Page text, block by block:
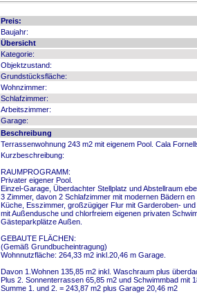
Preis:
Baujahr:
Übersicht
Kategorie:
Objektzustand:
Grundstücksfläche:
Wohnzimmer:
Schlafzimmer:
Arbeitszimmer:
Garage:
Beschreibung
Terrassenwohnung 243 m2 mit eigenem Pool. Cala
Kurzbeschreibung:
RAUMPROGRAMM:
Privater eigener Pool.
Einzel-Garage, Überdachter Stellplatz und Abstellraum
3 Zimmer, davon 2 Schlafzimmer mit modernen Bädern
Küche, Esszimmer, großzügiger Flur mit Garderoben-
mit Außendusche und chlorfreiem eigenen privaten
Gästeparkplätze Außen.
GEBAUTE FLÄCHEN:
(Gemäß Grundbucheintragung)
Wohnnutzfläche: 264,33 m2 inkl.20,46 m Garage.
Davon 1.Wohnen 135,85 m2 inkl. Waschraum plus
Plus 2. Sonnenterrassen 65,85 m2 und Schwimmbad mit
Summe 1. und 2. = 243,87 m2 plus Garage 20,46 m2